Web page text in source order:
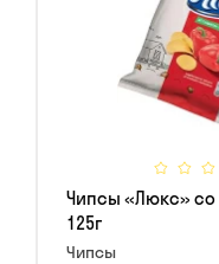
Чипсы «Люкс» со
125г
Чипсы